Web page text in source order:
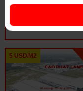
NGHIỆP BÌNH
5 USD/M2